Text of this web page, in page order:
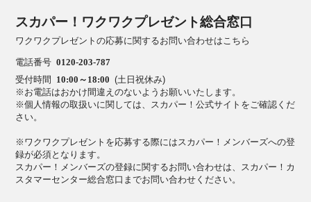
スカパー！ワクワクプレゼント総合窓口
ワクワクプレゼントの応募に関するお問い合わせはこちら
電話番号 0120-203-787
受付時間
10:00～18:00 (土日祝休み)
※お電話はおかけ間違えのないようお願いいたします。
※個人情報の取扱いに関しては、スカパー！公式サイトをご確認くだ
さい。
※ワクワクプレゼントを応募する際にはスカパー！メンバーズへの登
録が必須となります。
スカパー！メンバーズの登録に関するお問い合わせは、スカパー！カ
スタマーセンター総合窓口までお問い合わせください。